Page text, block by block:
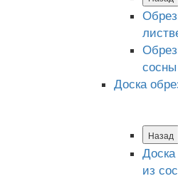
сосны
Доска
Назад
из